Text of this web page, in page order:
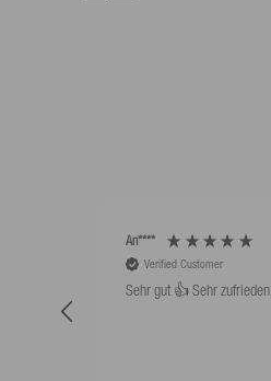
An****
Verified Customer
Sehr gut 👍 Sehr zufrieden